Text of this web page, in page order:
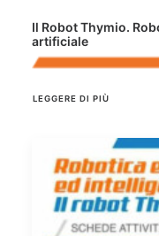
Il Robot Thymio.
artificiale
LEGGERE DI PIÙ